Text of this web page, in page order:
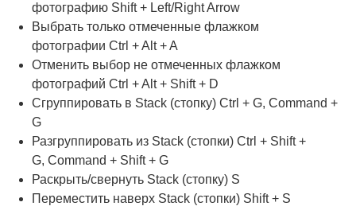
фотографию Shift + Left/Right Arrow
Выбрать только отмеченные флажком
фотографии Ctrl + Alt + A
Отменить выбор не отмеченных флажком
фотографий Ctrl + Alt + Shift + D
Сгруппировать в Stack (стопку) Ctrl + G, Command +
G
Разгруппировать из Stack (стопки) Ctrl + Shift +
G, Command + Shift + G
Раскрыть/свернуть Stack (стопку) S
Переместить наверх Stack (стопки) Shift + S